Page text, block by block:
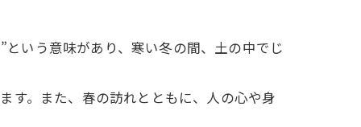
いう意味があり、寒い冬の間、土の中でじ
す。また、春の訪れとともに、人の心や身